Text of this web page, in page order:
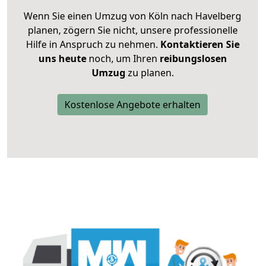
Wenn Sie einen Umzug von Köln nach Havelberg
planen, zögern Sie nicht, unsere professionelle
Hilfe in Anspruch zu nehmen. Kontaktieren Sie
uns heutenoch, um Ihren reibungslosen
Umzug zu planen.
Kostenlose Angebote erhalten